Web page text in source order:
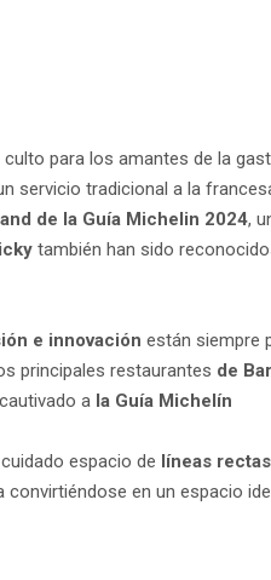
para los amantes de la
servicio tradicional a la
de la Guía Michelin 2024,
también han sido
e innovación están siempre
principales restaurantes de
a la Guía Michelín
cuidado espacio de líneas rectas
en un espacio